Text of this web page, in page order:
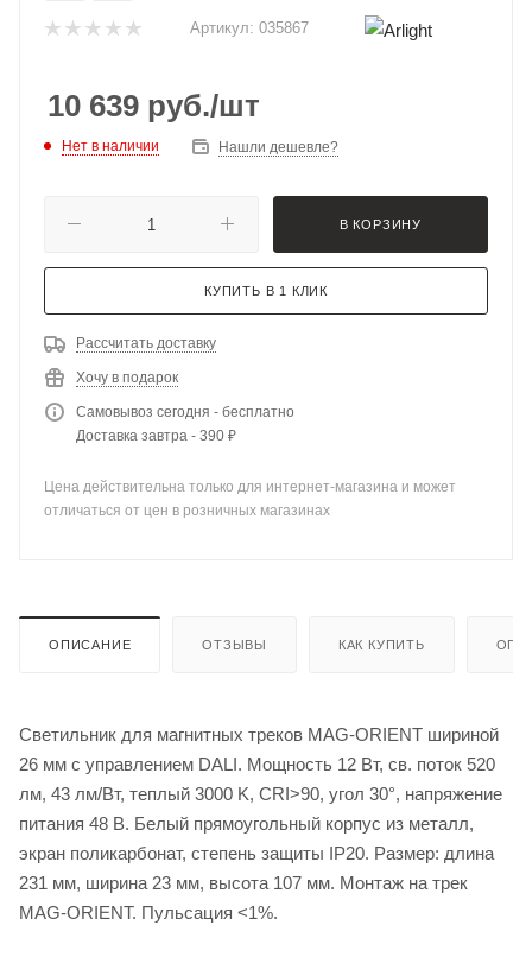
Артикул: 035867
10 639 руб./шт
Нет в наличии Нашли дешевле?
В КОРЗИНУ
КУПИТЬ В 1 КЛИК
Рассчитать доставку
Хочу в подарок
Самовывоз сегодня - бесплатно
Доставка завтра - 390 ₽
Цена действительна только для интернет-магазина и может
отличаться от цен в розничных магазинах
ОПИСАНИЕ ОТЗЫВЫ КАК КУПИТЬ
Светильник для магнитных треков MAG-ORIENT шириной
26 мм с управлением DALI. Мощность 12 Вт, св. поток 520
лм, 43 лм/Вт, теплый 3000 K, CRI>90, угол 30°, напряжение
питания 48 В. Белый прямоугольный корпус из металл,
экран поликарбонат, степень защиты IP20. Размер: длина
231 мм, ширина 23 мм, высота 107 мм. Монтаж на трек
MAG-ORIENT. Пульсация <1%.